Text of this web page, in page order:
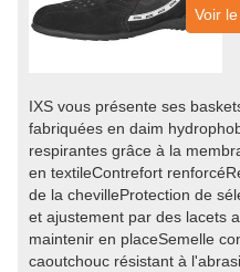
Voir
IXS vous présente ses
fabriquées en daim
respirantes grâce à la
en textileContrefort
de la chevilleProtection de
et ajustement par des lacets
maintenir en placeSemelle
caoutchouc résistant à